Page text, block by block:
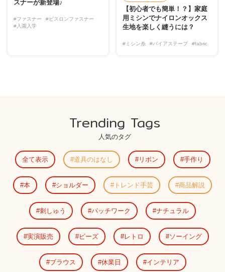
スナーが新登場♪
#ファスナー
#ビスロンファスナー
#入園入学
【初心者でも簡単！？】家庭
用ミシンでナイロンオックス
生地を楽しく縫うには？
#ミシン糸 #バイアステープ #fabric
Trending Tags
人気のタグ
全て表示 道具のはなし リボン 手作り
本 ショルダー トレンド手芸 商品解説
刺しゅう パッチワーク ナチュラル
実演販売 ビーズ レトロ ソーイング
ブラウス 休業日 インテリア